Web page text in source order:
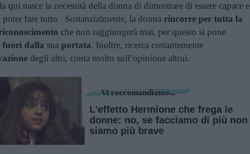
qui nasce la necessità della donna di dimostrare di essere capace e
poter fare tutto. Sostanzialmente, la donna rincorre per tutta la
che non raggiungerà mai, per questo si pone
fuori dalla sua portata. Inoltre, ricerca costantemente
degli altri, conta molto sull’opinione altrui.
Vi raccomandiamo...
L'effetto Hermione che frega le
donne: no, se facciamo di più non
siamo più brave